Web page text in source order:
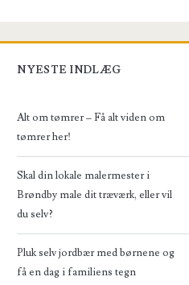
NYESTE INDLÆG
Alt om tømrer – Få alt viden om
tømrer her!
Skal din lokale malermester i
Brøndby male dit træværk, eller vil
du selv?
Pluk selv jordbær med børnene og
få en dag i familiens tegn